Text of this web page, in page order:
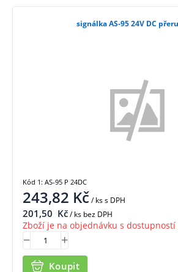
signálka AS-95 24V DC
243,82 Kč/ kss DPH
201,50 Kč/ ks bez DPH
Zboží je na objednávku s dostupností
Koupit
Kód 1: AS-95 P 24DC